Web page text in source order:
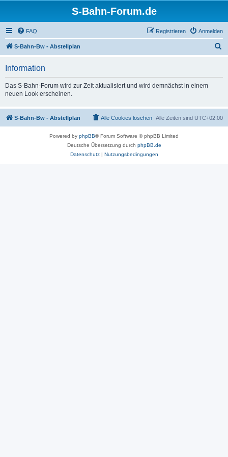
S-Bahn-Forum.de
FAQ Anmelden
Registrieren
S-Bahn-Bw - Abstellplan
Information
Das S-Bahn-Forum wird zur Zeit aktualisiert und wird demnächst in einem
neuen Look erscheinen.
S-Bahn-Bw - Abstellplan Alle Zeiten sind UTC+02:00
Alle Cookies löschen
Powered by phpBB® Forum Software © phpBB Limited
Deutsche Übersetzung durch phpBB.de
Datenschutz| Nutzungsbedingungen